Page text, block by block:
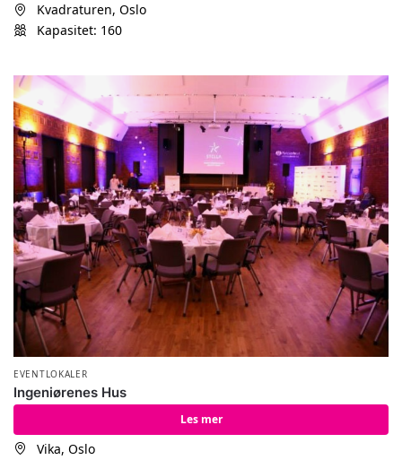
Kvadraturen, Oslo
Kapasitet: 160
EVENTLOKALER
Ingeniørenes Hus
Les mer
Vika, Oslo